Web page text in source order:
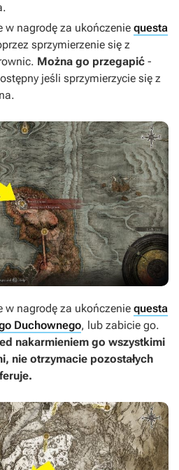
w nagrodę za ukończenie questa
sprzymierzenie się z
Można go przegapić -
jeśli sprzymierzycie się z
w nagrodę za ukończenie questa
Duchownego, lub zabicie go.
nakarmieniem go wszystkimi
nie otrzymacie pozostałych